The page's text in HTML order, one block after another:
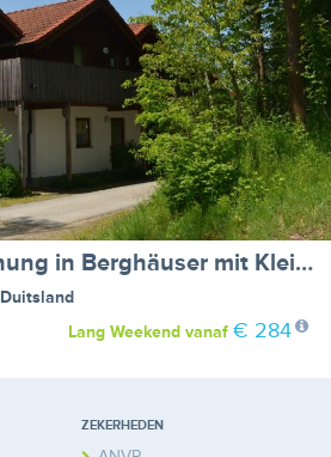
Gemütliche Wohnung in Berghäuser mit Kleinem Garten
Duitsland
Lang Weekendvanaf € 284
ZEKERHEDEN